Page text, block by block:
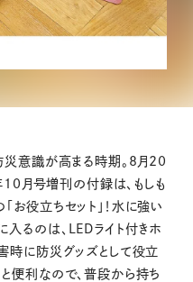
災意識が高まる時期。8月20
10月号増刊の付録は、もしも
お役立ちセット」！水に強い
るのは、LEDライト付きホ
時に防災グッズとして役立
便利なので、普段から持ち